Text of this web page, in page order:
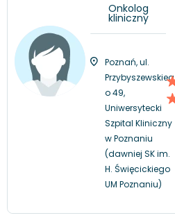
Onkolog
kliniczny
Poznań, ul.
Przybyszewskieg
o 49,
Uniwersytecki
Szpital Kliniczny
w Poznaniu
(dawniej SK im.
H. Święcickiego
UM Poznaniu)